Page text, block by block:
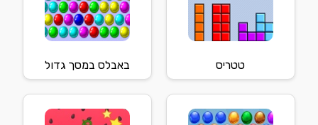
טטריס באבלס במסך גדול